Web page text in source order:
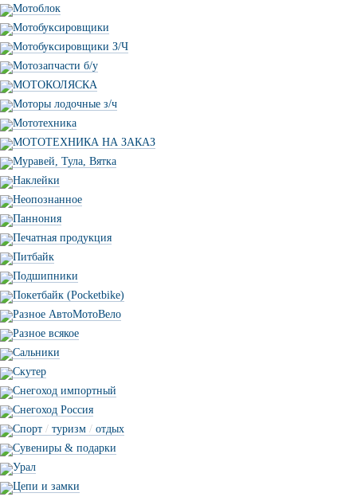
Мотоблок
Мотобуксировщики
Мотобуксировщики З/Ч
Мотозапчасти б/у
МОТОКОЛЯСКА
Моторы лодочные з/ч
Мототехника
МОТОТЕХНИКА НА ЗАКАЗ
Муравей, Тула, Вятка
Наклейки
Неопознанное
Паннония
Печатная продукция
Питбайк
Подшипники
Покетбайк (Pocketbike)
Разное АвтоМотоВело
Разное всякое
Сальники
Скутер
Снегоход импортный
Снегоход Россия
Спорт / туризм / отдых
Сувениры & подарки
Урал
Цепи и замки